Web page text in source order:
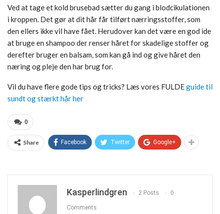
Ved at tage et kold brusebad sætter du gang i blodcikulationen
i kroppen. Det gør at dit hår får tilført nærringsstoffer, som
den ellers ikke vil have fået. Herudover kan det være en god ide
at bruge en shampoo der renser håret for skadelige stoffer og
derefter bruger en balsam, som kan gå ind og give håret den
næring og pleje den har brug for.
Vil du have flere gode tips og tricks? Læs vores FULDEguide til
sundt og stærkt hår her
0
Share Facebook Twitter Google+
Kasperlindgren 2 Posts 0
Comments